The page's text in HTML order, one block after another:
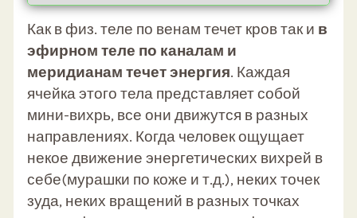
Как в физ. теле по венам течет кров так и в
эфирном теле по каналам и
меридианам течет энергия. Каждая
ячейка этого тела представляет собой
мини-вихрь, все они движутся в разных
направлениях. Когда человек ощущает
некое движение энергетических вихрей в
себе(мурашки по коже и т.д.), неких точек
зуда, неких вращений в разных точках